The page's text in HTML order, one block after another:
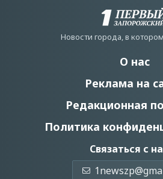
Новости города, в
О нас
Реклама на
Редакционная
Политика
Связаться с